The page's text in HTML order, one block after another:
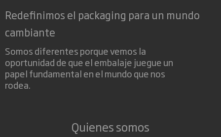
Redefinimos el packaging para un mundo
cambiante
Somos diferentes porque vemos la
oportunidad de que el embalaje juegue un
papel fundamental en el mundo que nos
rodea.
Quienes somos